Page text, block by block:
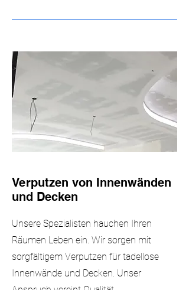
Verputzen von Innenwänden
und Decken
Unsere Spezialisten hauchen Ihren
Räumen Leben ein. Wir sorgen mit
sorgfältigem Verputzen für tadellose
Innenwände und Decken. Unser